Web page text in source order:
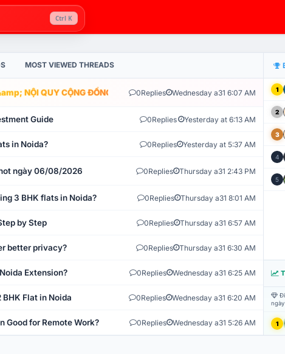
Ctrl K
MOST VIEWED THREADS
NỘI QUY CỘNG ĐỒNG VLIKE.VN: HỆ THỐNG GIÁM SÁT TỰ
0Replies Wednesday a31 6:07 AM
Guide 0Replies Yesterday at 6:13 AM
in Noida? 0Replies Yesterday at 5:37 AM
ngày 06/08/2026 0Replies Thursday a31 2:43 PM
3 BHK flats in Noida? 0Replies Thursday a31 8:01 AM
by Step 0Replies Thursday a31 6:57 AM
better privacy? 0Replies Thursday a31 6:30 AM
Extension? 0Replies Wednesday a31 6:25 AM
Flat in Noida 0Replies Wednesday a31 6:20 AM
Good for Remote Work? 0Replies Wednesday a31 5:26 AM
1
2
3
4
5
1